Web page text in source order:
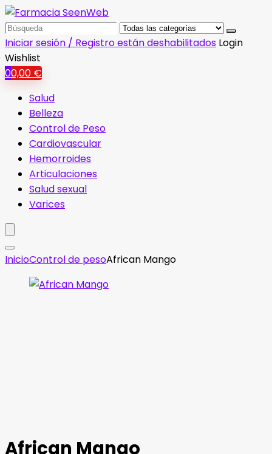
Search
for:
Iniciar sesión / Registro están deshabilitados Login
Wishlist
00,00 €
Salud
Belleza
Control de Peso
Cardiovascular
Hemorroides
Articulaciones
Salud sexual
Varices
InicioControl de pesoAfrican Mango
African Mango